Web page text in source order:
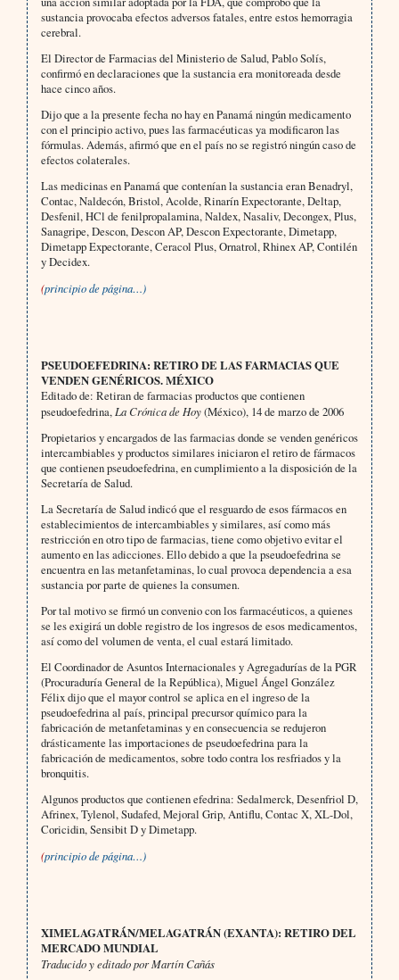
sustancia provocaba efectos adversos fatales, entre estos hemorragia
cerebral.
El Director de Farmacias del Ministerio de Salud, Pablo Solís,
confirmó en declaraciones que la sustancia era monitoreada desde
hace cinco años.
Dijo que a la presente fecha no hay en Panamá ningún medicamento
con el principio activo, pues las farmacéuticas ya modificaron las
fórmulas. Además, afirmó que en el país no se registró ningún caso de
efectos colaterales.
Las medicinas en Panamá que contenían la sustancia eran Benadryl,
Contac, Naldecón, Bristol, Acolde, Rinarín Expectorante, Deltap,
Desfenil, HCl de fenilpropalamina, Naldex, Nasaliv, Decongex, Plus,
Sanagripe, Descon, Descon AP, Descon Expectorante, Dimetapp,
Dimetapp Expectorante, Ceracol Plus, Ornatrol, Rhinex AP, Contilén
y Decidex.
(principio de página…)
PSEUDOEFEDRINA: RETIRO DE LAS FARMACIAS QUE
VENDEN GENÉRICOS. MÉXICO
Editado de: Retiran de farmacias productos que contienen
pseudoefedrina, La Crónica de Hoy(México), 14 de marzo de 2006
Propietarios y encargados de las farmacias donde se venden genéricos
intercambiables y productos similares iniciaron el retiro de fármacos
que contienen pseudoefedrina, en cumplimiento a la disposición de la
Secretaría de Salud.
La Secretaría de Salud indicó que el resguardo de esos fármacos en
establecimientos de intercambiables y similares, así como más
restricción en otro tipo de farmacias, tiene como objetivo evitar el
aumento en las adicciones. Ello debido a que la pseudoefedrina se
encuentra en las metanfetaminas, lo cual provoca dependencia a esa
sustancia por parte de quienes la consumen.
Por tal motivo se firmó un convenio con los farmacéuticos, a quienes
se les exigirá un doble registro de los ingresos de esos medicamentos,
así como del volumen de venta, el cual estará limitado.
El Coordinador de Asuntos Internacionales y Agregadurías de la PGR
(Procuraduría General de la República), Miguel Ángel González
Félix dijo que el mayor control se aplica en el ingreso de la
pseudoefedrina al país, principal precursor químico para la
fabricación de metanfetaminas y en consecuencia se redujeron
drásticamente las importaciones de pseudoefedrina para la
fabricación de medicamentos, sobre todo contra los resfriados y la
bronquitis.
Algunos productos que contienen efedrina: Sedalmerck, Desenfriol D,
Afrinex, Tylenol, Sudafed, Mejoral Grip, Antiflu, Contac X, XL-Dol,
Coricidin, Sensibit D y Dimetapp.
(principio de página…)
XIMELAGATRÁN/MELAGATRÁN (EXANTA): RETIRO DEL
MERCADO MUNDIAL
Traducido y editado por Martín Cañás